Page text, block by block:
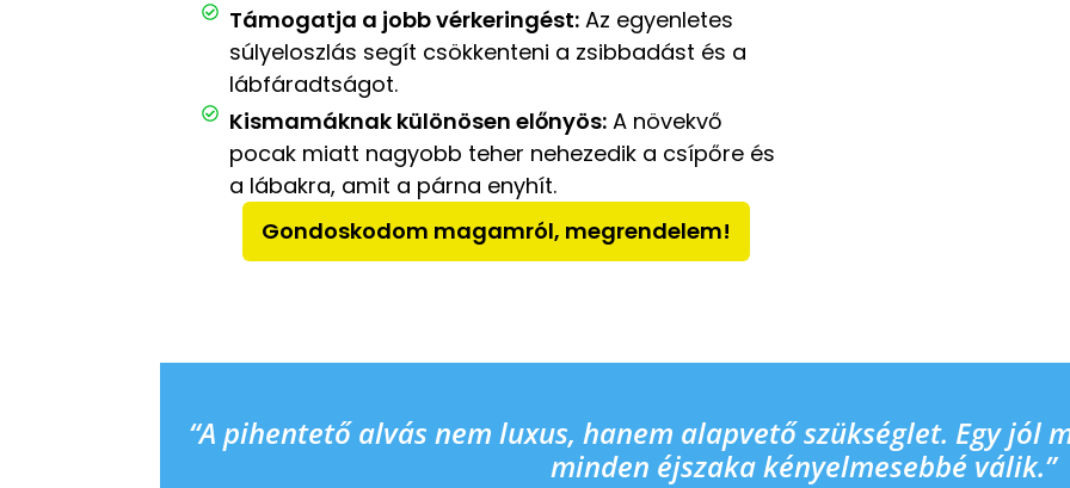
Támogatja a jobb vérkeringést:Az egyenletes
súlyeloszlás segít csökkenteni a zsibbadást és a
lábfáradtságot.
Kismamáknak különösen előnyös:A növekvő
pocak miatt nagyobb teher nehezedik a csípőre és
a lábakra, amit a párna enyhít.
Gondoskodom magamról, megrendelem!
“A pihentető alvás nem luxus, hanem alapvető szükséglet. Egy jól
minden éjszaka kényelmesebbé válik.”